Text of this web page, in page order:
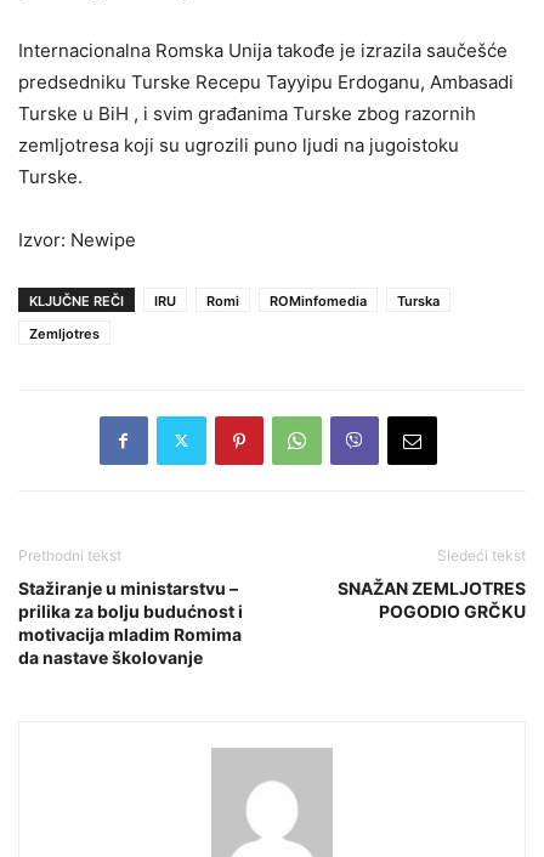
Internacionalna Romska Unija takođe je izrazila saučešće
predsedniku Turske Recepu Tayyipu Erdoganu, Ambasadi
Turske u BiH , i svim građanima Turske zbog razornih
zemljotresa koji su ugrozili puno ljudi na jugoistoku
Turske.
Izvor: Newipe
KLJUČNE REČI IRU Romi ROMinfomedia
Turska
Zemljotres
Prethodni tekst
Stažiranje u ministarstvu –
prilika za bolju budućnost i
motivacija mladim Romima
da nastave školovanje
Sledeći tekst
SNAŽAN ZEMLJOTRES
POGODIO GRČKU